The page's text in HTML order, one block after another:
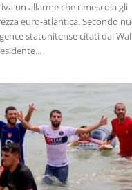
un allarme che rimescola gli
euro-atlantica. Secondo
statunitense citati dal